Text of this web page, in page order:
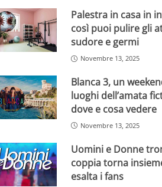
Palestra in casa in
così puoi pulire gli
sudore e germi
Novembre 13, 2025
Blanca 3, un
luoghi dell’amata
dove e cosa vedere
Novembre 13, 2025
Uomini e Donne
coppia torna
esalta i fans